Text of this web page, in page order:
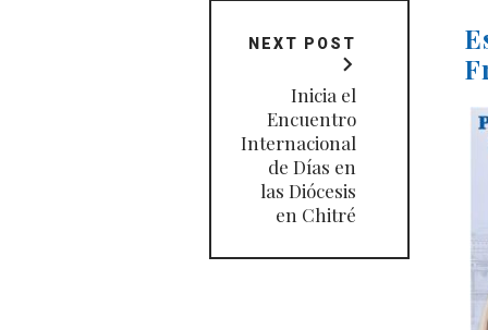
NEXT POST
Inicia el
Encuentro
Internacional
de Días en
las Diócesis
en Chitré